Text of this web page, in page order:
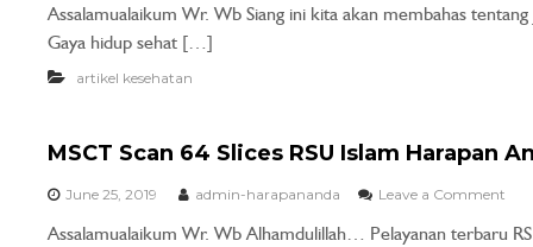
Assalamualaikum Wr. Wb Siang ini kita akan membahas
Gaya hidup sehat […]
artikel kesehatan
MSCT Scan 64 Slices RSU Islam Harapan
June 25, 2019 admin-harapananda Leave a Comment
Assalamualaikum Wr. Wb Alhamdulillah… Pelayanan terbaru